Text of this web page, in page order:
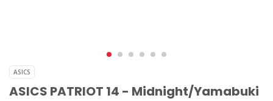
ASICS
ASICS PATRIOT 14 - Midnight/Yamabuki